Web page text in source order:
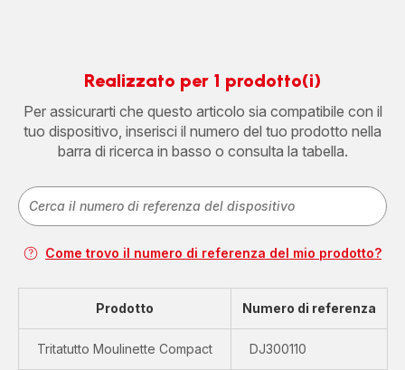
Realizzato per 1 prodotto(i)
Per assicurarti che questo articolo sia compatibile con il
tuo dispositivo, inserisci il numero del tuo prodotto nella
barra di ricerca in basso o consulta la tabella.
Come trovo il numero di referenza del mio prodotto?
Prodotto Numero di referenza
Tritatutto Moulinette Compact DJ300110